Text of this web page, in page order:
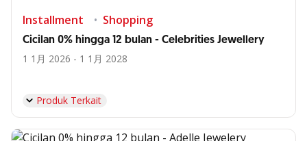
Installment Shopping
Cicilan 0% hingga 12 bulan - Celebrities Jewellery
1 1月 2026 - 1 1月 2028
Produk Terkait